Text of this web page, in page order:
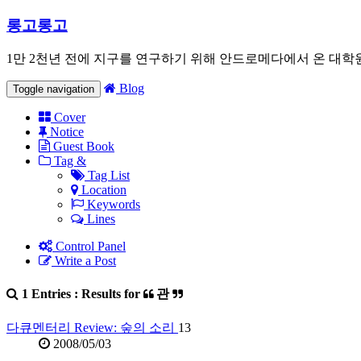
롱고롱고
1만 2천년 전에 지구를 연구하기 위해 안드로메다에서 온 대학
Toggle navigation Blog
Cover
Notice
Guest Book
Tag &
Tag List
Location
Keywords
Lines
Control Panel
Write a Post
1 Entries : Results for 관
다큐멘터리 Review: 숲의 소리 13
2008/05/03